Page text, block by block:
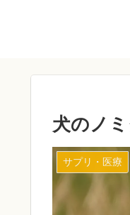
犬のノ
サプリ・医療